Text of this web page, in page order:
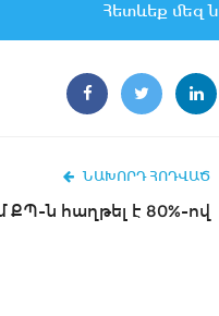
Հետևեք մեզ
ՆԱԽՈՐԴ ՀՈԴՎԱԾ
ՔՊ-ն հաղթել է 80%-ով